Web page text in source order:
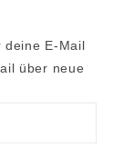
deine E-Mail
über neue